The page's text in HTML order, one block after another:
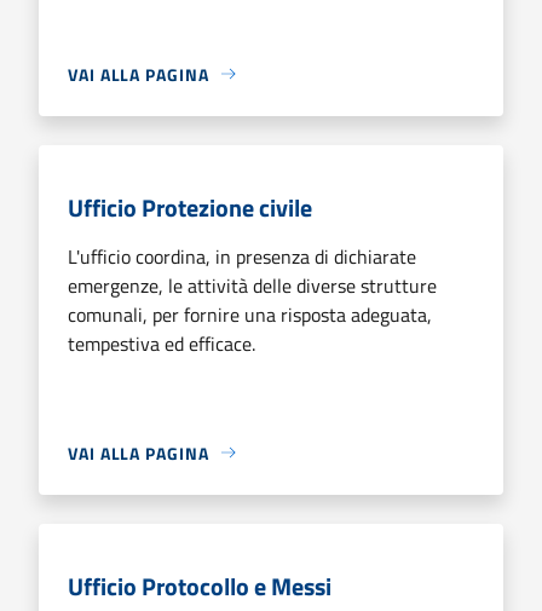
VAI ALLA PAGINA
Ufficio Protezione civile
L'ufficio coordina, in presenza di dichiarate
emergenze, le attività delle diverse strutture
comunali, per fornire una risposta adeguata,
tempestiva ed efficace.
VAI ALLA PAGINA
Ufficio Protocollo e Messi